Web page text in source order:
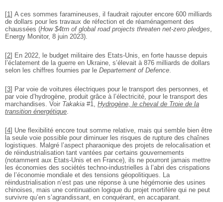
[1] A ces sommes faramineuses, il faudrait rajouter encore 600 milliards
de dollars pour les travaux de réfection et de réaménagement des
chaussées (How $4trn of global road projects threaten net-zero pledges,
Energy Monitor, 8 juin 2023).
[2] En 2022, le budget militaire des Etats-Unis, en forte hausse depuis
l’éclatement de la guerre en Ukraine, s’élevait à 876 milliards de dollars
selon les chiffres fournies par le Departement of Defence.
[3] Par voie de voitures électriques pour le transport des personnes, et
par voie d’hydrogène, produit grâce à l’électricité, pour le transport des
marchandises. Voir Takakia #1, Hydrogène, le cheval de Troie de la
transition énergétique.
[4] Une flexibilité encore tout somme relative, mais qui semble bien être
la seule voie possible pour diminuer les risques de rupture des chaînes
logistiques. Malgré l’aspect pharaonique des projets de relocalisation et
de réindustrialisation tant vantées par certains gouvernements
(notamment aux Etats-Unis et en France), ils ne pourront jamais mettre
les économies des sociétés techno-industrielles à l’abri des crispations
de l’économie mondiale et des tensions géopolitiques. La
réindustrialisation n’est pas une réponse à une hégémonie des usines
chinoises, mais une continuation logique du projet mortifère qui ne peut
survivre qu’en s’agrandissant, en conquérant, en accaparant.